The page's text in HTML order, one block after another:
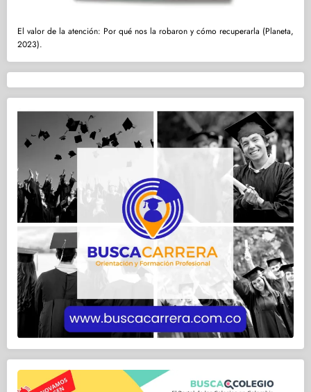
El valor de la atención: Por qué nos la robaron y cómo recuperarla (Planeta,
2023).